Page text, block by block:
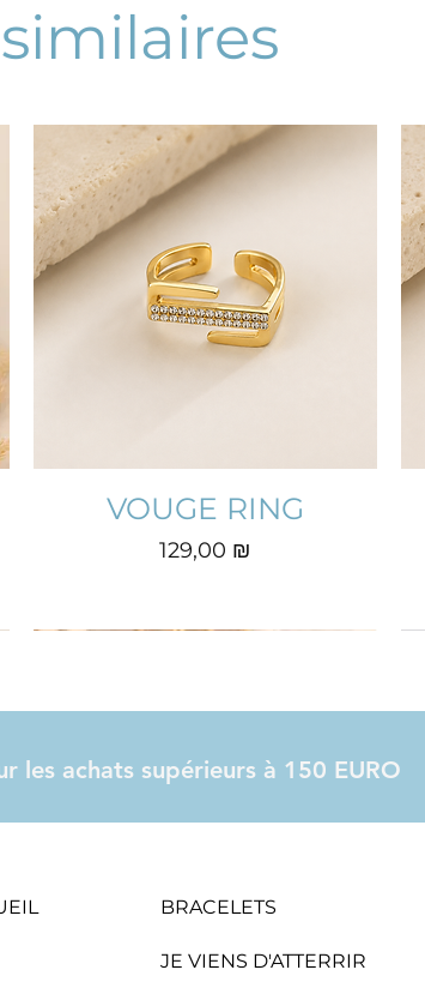
VOUGE RING
Prix
129,00 ₪
les achats supérieurs à 150 EURO
BRACELETS
JE VIENS D'ATTERRIR